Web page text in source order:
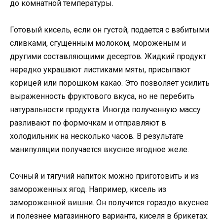
до комнатной температуры.
Готовый кисель, если он густой, подается с взбитыми
сливками, сгущенным молоком, мороженым и
другими составляющими десертов. Жидкий продукт
нередко украшают листиками мяты, присыпают
корицей или порошком какао. Это позволяет усилить
выраженность фруктового вкуса, но не перебить
натуральности продукта. Иногда полученную массу
разливают по формочкам и отправляют в
холодильник на несколько часов. В результате
манипуляции получается вкусное ягодное желе.
Сочный и тягучий напиток можно приготовить и из
замороженных ягод. Например, кисель из
замороженной вишни. Он получится гораздо вкуснее
и полезнее магазинного варианта, киселя в брикетах.